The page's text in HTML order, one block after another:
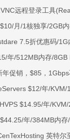
用户下单送30元
端口/KVM/深港IX/
CMIN2/软银
准区/国内优化网络
Ryzen7950x/4GB/
空间/6TB流量/
61元起
亚VPS九折
远程登录工具
月/1核独享/2GB
7.5折优惠码/1G
年/512MB内存/
促销，$85，
$12/年/KVM/
$14.95/年/KVM/
年/384MB内
英特尔